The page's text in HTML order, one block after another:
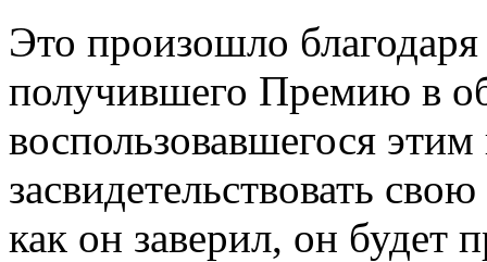
Это произошло
получившего Премию в
воспользовавшегося
засвидетельствовать
как он заверил, он будет